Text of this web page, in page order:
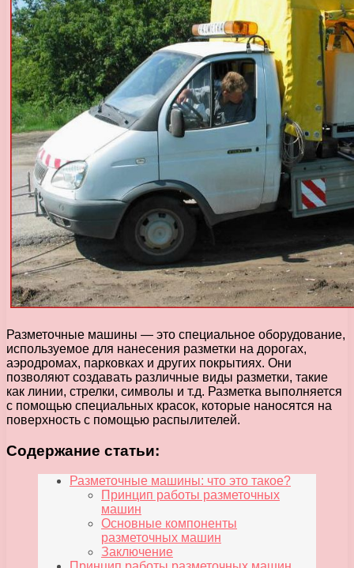
Разметочные машины — это специальное оборудование,
используемое для нанесения разметки на дорогах,
аэродромах, парковках и других покрытиях. Они
позволяют создавать различные виды разметки, такие
как линии, стрелки, символы и т.д. Разметка выполняется
с помощью специальных красок, которые наносятся на
поверхность с помощью распылителей.
Содержание статьи:
Разметочные машины: что это такое?
Принцип работы разметочных
машин
Основные компоненты
разметочных машин
Заключение